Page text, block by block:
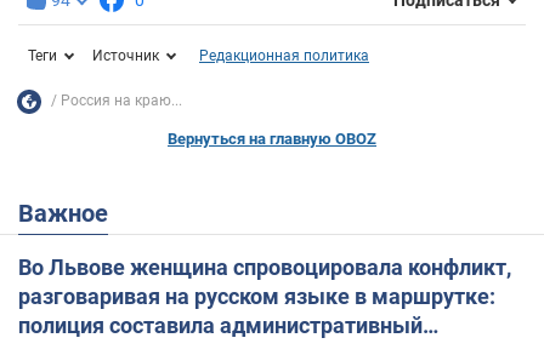
Теги Источник Редакционная политика
Россия на краю...
Вернуться на главную OBOZ
Важное
Во Львове женщина спровоцировала конфликт,
разговаривая на русском языке в маршрутке:
полиция составила административный